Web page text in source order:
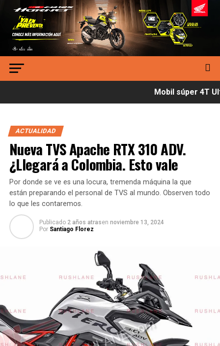
Mobil súper 4T
ACTUALIDAD
Nueva TVS Apache RTX 310 ADV.
¿Llegará a Colombia. Esto vale
Por donde se ve es una locura, tremenda máquina la que
están preparando el personal de TVS al mundo. Observen todo
lo que les contaremos.
Publicado 2 años atrasen noviembre 13, 2024
Por Santiago Florez